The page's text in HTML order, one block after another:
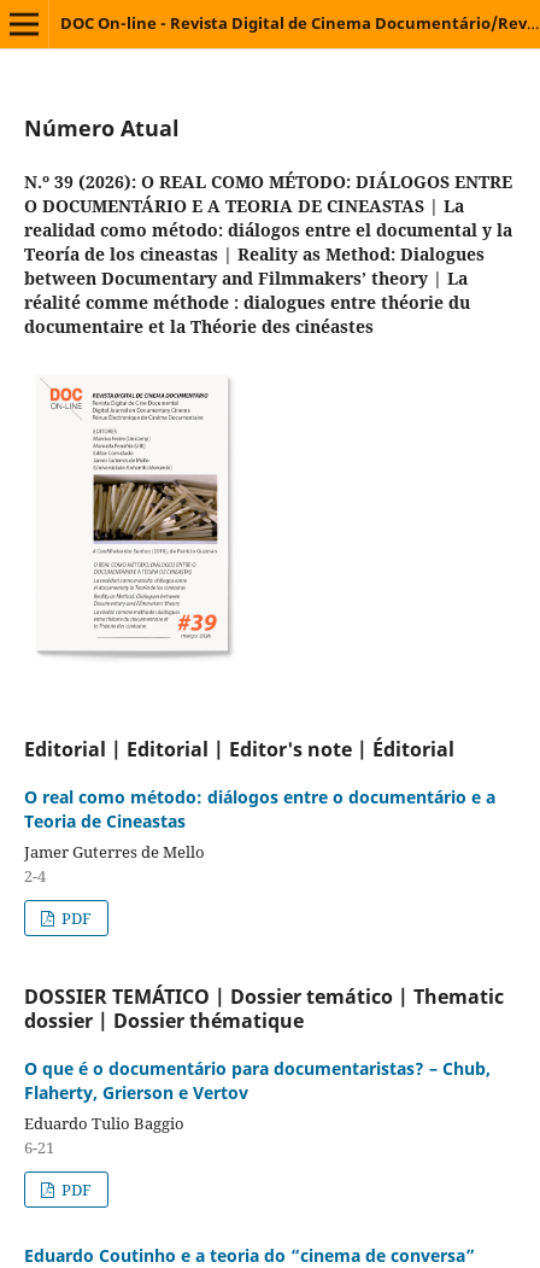
de Cinéma DOC On-line - Revista Digital de Cinema Documentário/Revista Digital de Cine Documental/Digital Journal on Documentary Cinema/Revue Électronique de Cinéma Documentaire
Número Atual
N.º 39 (2026): O REAL COMO MÉTODO: DIÁLOGOS ENTRE
O DOCUMENTÁRIO E A TEORIA DE CINEASTAS | La
realidad como método: diálogos entre el documental y la
Teoría de los cineastas | Reality as Method: Dialogues
between Documentary and Filmmakers’ theory | La
réalité comme méthode : dialogues entre théorie du
documentaire et la Théorie des cinéastes
Editorial | Editorial | Editor's note | Éditorial
O real como método: diálogos entre o documentário e a
Teoria de Cineastas
Jamer Guterres de Mello
2-4
PDF
DOSSIER TEMÁTICO | Dossier temático | Thematic
dossier | Dossier thématique
O que é o documentário para documentaristas? – Chub,
Flaherty, Grierson e Vertov
Eduardo Tulio Baggio
6-21
PDF
Eduardo Coutinho e a teoria do “cinema de conversa”